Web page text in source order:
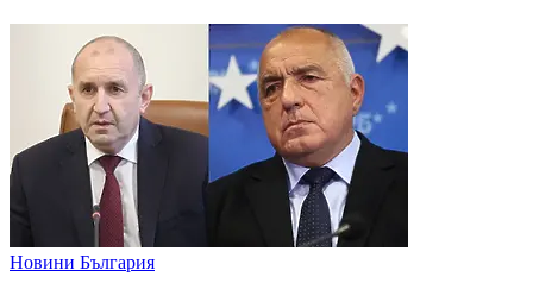
Новини България